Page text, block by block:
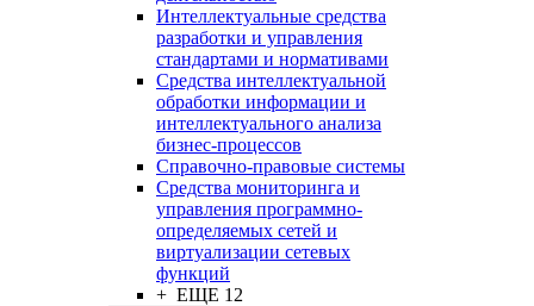
Интеллектуальные средства
разработки и управления
стандартами и нормативами
Средства интеллектуальной
обработки информации и
интеллектуального анализа
бизнес-процессов
Справочно-правовые системы
Средства мониторинга и
управления программно-
определяемых сетей и
виртуализации сетевых
функций
+ ЕЩЕ 12